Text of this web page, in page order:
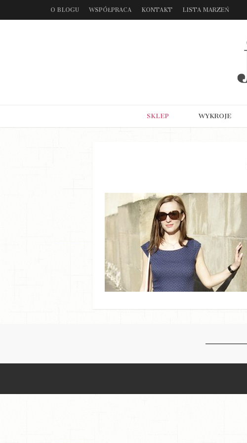
O BLOGU WSPÓŁPRACA KONTAKT LISTA MARZEŃ
SKLEP WYKROJE